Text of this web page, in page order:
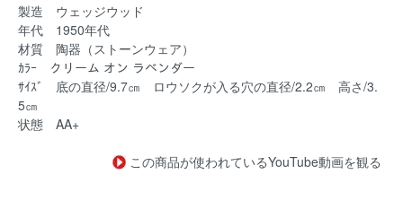
製造 ウェッジウッド
年代 1950年代
材質 陶器（ストーンウェア）
ｶﾗｰ クリーム オン ラベンダー
ｻｲｽﾞ 底の直径/9.7㎝ ロウソクが入る穴の直径/2.2㎝ 高さ/3.
5㎝
状態 AA+
この商品が使われているYouTube動画を観る